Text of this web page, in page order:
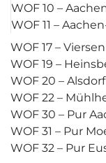
WOF 10 –
WOF 11 –
WOF 17 – Viersen
WOF 19 –
WOF 20 – Alsdorf
WOF 22 –
WOF 30 – Pur
WOF 31 – Pur
WOF 32 – Pur